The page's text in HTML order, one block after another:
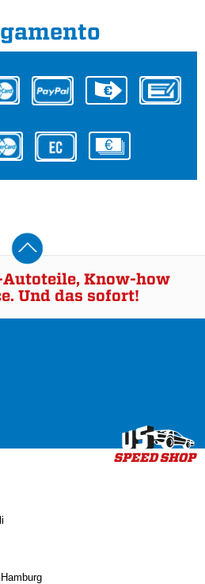
Know-how
Und das sofort!